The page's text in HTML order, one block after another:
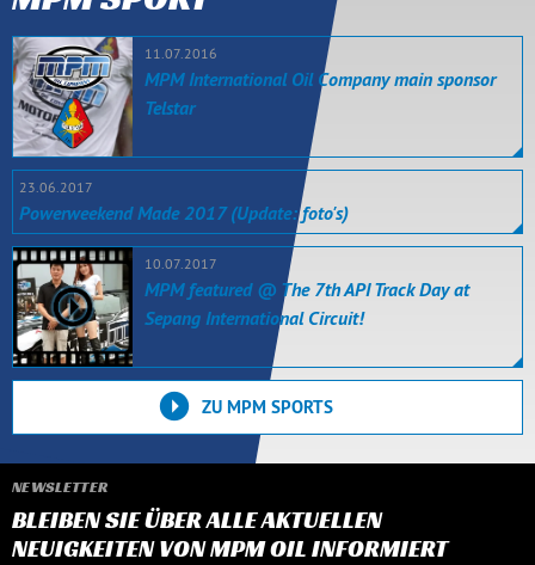
11.07.2016
MPM International Oil Company main sponsor
Telstar
23.06.2017
Powerweekend Made 2017 (Update: foto's)
10.07.2017
MPM featured @ The 7th API Track Day at
Sepang International Circuit!
ZU MPM SPORTS
NEWSLETTER
BLEIBEN SIE ÜBER ALLE AKTUELLEN
NEUIGKEITEN VON MPM OIL INFORMIERT